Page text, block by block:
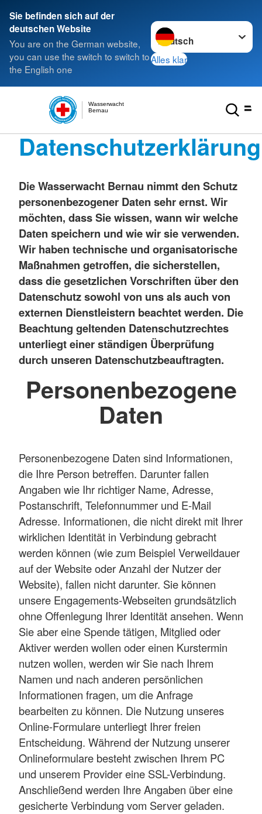
Sie befinden sich auf der
deutschen Website
You are on the German website,
you can use the switch to switch to
the English one
Sprache wechseln zu
Alles klar
Bernau
Wasserwacht
Datenschutzerklärung
Die Wasserwacht Bernau nimmt den Schutz
personenbezogener Daten sehr ernst. Wir
möchten, dass Sie wissen, wann wir welche
Daten speichern und wie wir sie verwenden.
Wir haben technische und organisatorische
Maßnahmen getroffen, die sicherstellen,
dass die gesetzlichen Vorschriften über den
Datenschutz sowohl von uns als auch von
externen Dienstleistern beachtet werden. Die
Beachtung geltenden Datenschutzrechtes
unterliegt einer ständigen Überprüfung
durch unseren Datenschutzbeauftragten.
Personenbezogene
Daten
Personenbezogene Daten sind Informationen,
die Ihre Person betreffen. Darunter fallen
Angaben wie Ihr richtiger Name, Adresse,
Postanschrift, Telefonnummer und E-Mail
Adresse. Informationen, die nicht direkt mit Ihrer
wirklichen Identität in Verbindung gebracht
werden können (wie zum Beispiel Verweildauer
auf der Website oder Anzahl der Nutzer der
Website), fallen nicht darunter. Sie können
unsere Engagements-Webseiten grundsätzlich
ohne Offenlegung Ihrer Identität ansehen. Wenn
Sie aber eine Spende tätigen, Mitglied oder
Aktiver werden wollen oder einen Kurstermin
nutzen wollen, werden wir Sie nach Ihrem
Namen und nach anderen persönlichen
Informationen fragen, um die Anfrage
bearbeiten zu können. Die Nutzung unseres
Online-Formulare unterliegt Ihrer freien
Entscheidung. Während der Nutzung unserer
Onlineformulare besteht zwischen Ihrem PC
und unserem Provider eine SSL-Verbindung.
Anschließend werden Ihre Angaben über eine
gesicherte Verbindung vom Server geladen.